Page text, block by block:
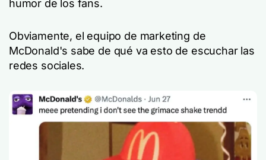
humor de los fans.
Obviamente, el equipo de marketing de
McDonald's sabe de qué va esto de escuchar las
redes sociales.